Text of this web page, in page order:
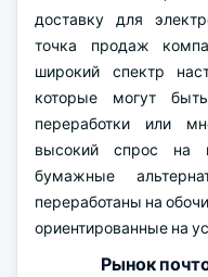
доставку для
точка продаж
широкий спектр
которые могут
переработки или
высокий спрос на
бумажные
переработаны на
ориентированные на
Рынок